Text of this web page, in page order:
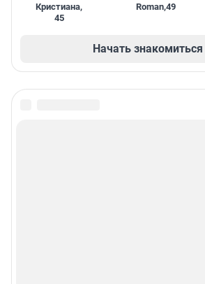
Кристиана,
45
Roman,49
Начать знакомиться